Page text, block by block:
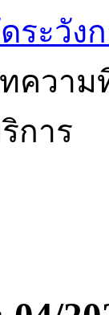
ระวัง
ควา
การ